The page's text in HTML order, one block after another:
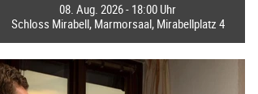
08. Aug. 2026 - 18:00 Uhr
Schloss Mirabell, Marmorsaal, Mirabellplatz 4